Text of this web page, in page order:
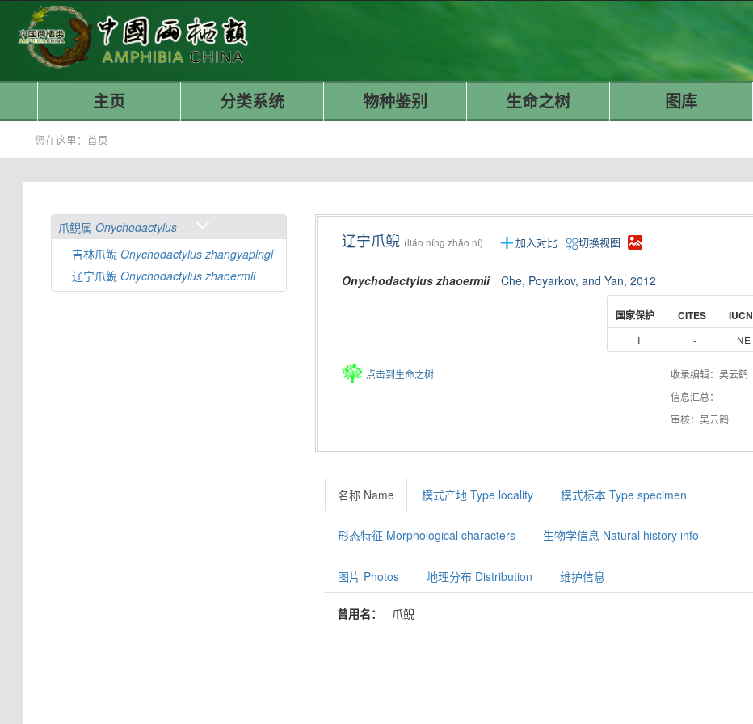
主页 分类系统 物种鉴别 生命之树 图库
您在这里：首页
爪鲵属Onychodactylus
吉林爪鲵Onychodactylus zhangyapingi
辽宁爪鲵Onychodactylus zhaoermii
辽宁爪鲵 (liáo níng zhǎo ní) 加入对比 切换视图
Onychodactylus zhaoermii Che, Poyarkov, and Yan, 2012
国家保护 CITES IUCN
I - NE
点击到生命之树
收录编辑：吴云鹤
信息汇总：-
审核：吴云鹤
名称 Name 模式产地 Type locality 模式标本 Type specimen
形态特征 Morphological characters 生物学信息 Natural history info
图片 Photos 地理分布 Distribution 维护信息
曾用名： 爪鲵